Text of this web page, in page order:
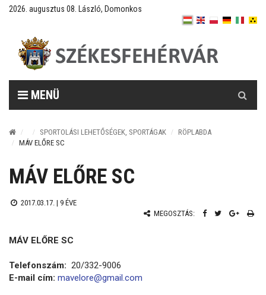
2026. augusztus 08. László, Domonkos
MENÜ
SPORTOLÁSI LEHETŐSÉGEK, SPORTÁGAK
RÖPLABDA
MÁV ELŐRE SC
MÁV ELŐRE SC
2017.03.17. | 9 ÉVE
MEGOSZTÁS:
MÁV ELŐRE SC
Telefonszám: 20/332-9006
E-mail cím: mavelore@gmail.com